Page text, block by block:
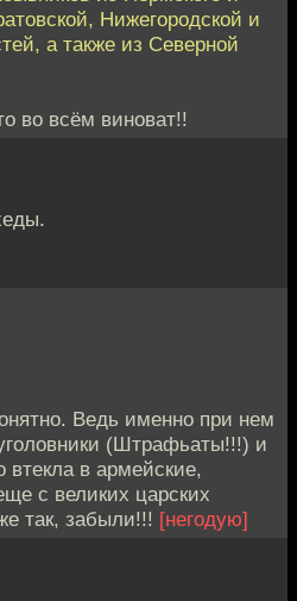
Нижегородской и
а также из Северной
во всём виноват!!
Ведь именно при нем
(Штрафьаты!!!) и
в армейские,
с великих царских
так, забыли!!! [негодую]